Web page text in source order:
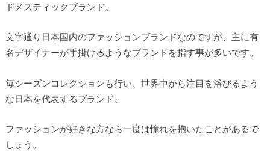
ドメスティックブランド。
文字通り日本国内のファッションブランドなのですが、主に有
名デザイナーが手掛けるようなブランドを指す事が多いです。
毎シーズンコレクションも行い、世界中から注目を浴びるよう
な日本を代表するブランド。
ファッションが好きな方なら一度は憧れを抱いたことがあるで
しょう。